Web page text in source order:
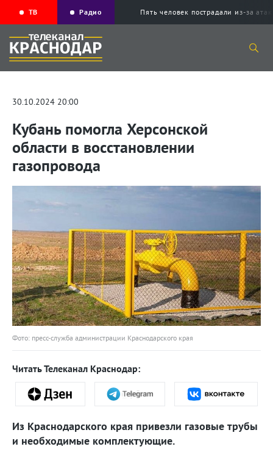
ТВ Радио Пять человек пострадали из-за
30.10.2024 20:00
Кубань помогла Херсонской
области в восстановлении
газопровода
Фото: пресс-служба администрации Краснодарского края
Читать Телеканал Краснодар:
Из Краснодарского края привезли газовые трубы
и необходимые комплектующие.